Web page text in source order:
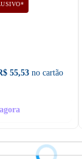
55,53 no cartão